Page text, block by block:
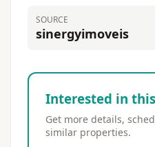
SOURCE
sinergyimoveis
Interested in
Get more details,
similar properties.